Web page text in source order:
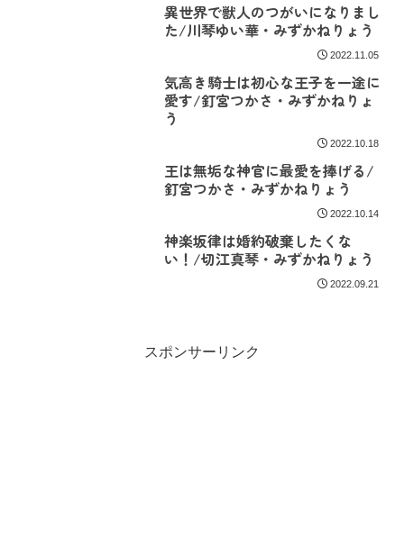
異世界で獣人のつがいになりまし
た/川琴ゆい華・みずかねりょう
2022.11.05
気高き騎士は初心な王子を一途に
愛す/釘宮つかさ・みずかねりょ
う
2022.10.18
王は無垢な神官に最愛を捧げる/
釘宮つかさ・みずかねりょう
2022.10.14
神楽坂律は婚約破棄したくな
い！/切江真琴・みずかねりょう
2022.09.21
スポンサーリンク